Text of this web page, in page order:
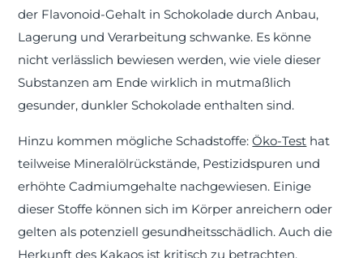
der Flavonoid-Gehalt in Schokolade durch Anbau,
Lagerung und Verarbeitung schwanke. Es könne
nicht verlässlich bewiesen werden, wie viele dieser
Substanzen am Ende wirklich in mutmaßlich
gesunder, dunkler Schokolade enthalten sind.
Hinzu kommen mögliche Schadstoffe:Öko-Test hat
teilweise Mineralölrückstände, Pestizidspuren und
erhöhte Cadmiumgehalte nachgewiesen. Einige
dieser Stoffe können sich im Körper anreichern oder
gelten als potenziell gesundheitsschädlich. Auch die
Herkunft des Kakaos ist kritisch zu betrachten.